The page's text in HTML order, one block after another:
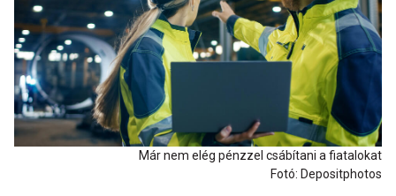
Már nem elég pénzzel csábítani a fiatalokat
Fotó: Depositphotos